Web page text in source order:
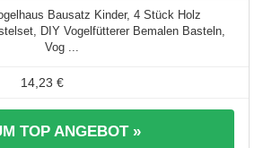
Bausatz Kinder, 4 Stück Holz
DIY Vogelfütterer Bemalen Basteln,
Vog ...
14,23 €
TOP ANGEBOT »